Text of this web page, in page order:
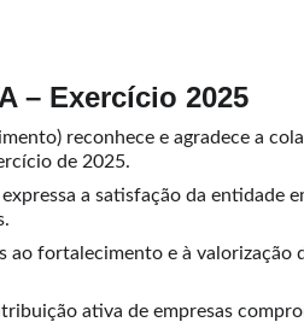
– Exercício 2025
reconhece e agradece a
de 2025.
a satisfação da entidade
ao fortalecimento e à valorização
ativa de empresas